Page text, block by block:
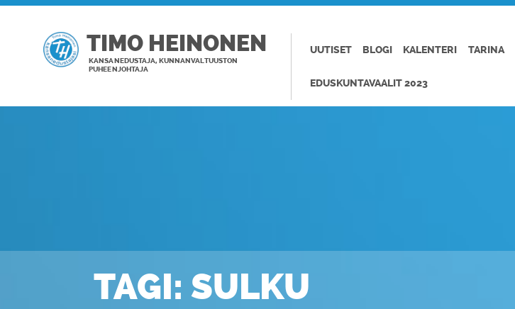
TIMO HEINONEN
KANSANEDUSTAJA, KUNNANVALTUUSTON
PUHEENJOHTAJA
UUTISET BLOGI KALENTERI TARINA
EDUSKUNTAVAALIT 2023
TAGI: SULKU